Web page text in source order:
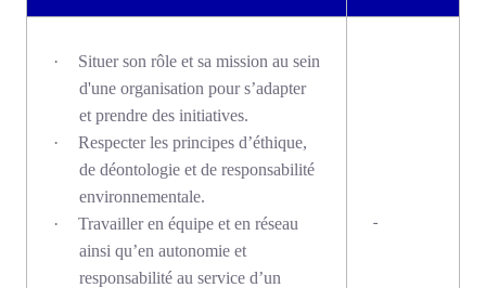
·
Situer son rôle et sa mission au sein
d'une organisation pour s’adapter
et prendre des initiatives.
·
Respecter les principes d’éthique,
de déontologie et de responsabilité
environnementale.
·
Travailler en équipe et en réseau
ainsi qu’en autonomie et
responsabilité au service d’un
-